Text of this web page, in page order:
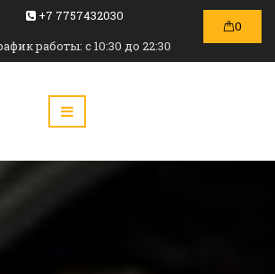
+7 7757432030
работы: c 10:30 до 22:30
0